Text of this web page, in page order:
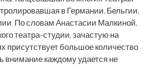
в Германии, Бельгии,
По словам Анастасии Малкиной,
театра-студии, зачастую на
присутствует большое количество
внимание каждому удается не